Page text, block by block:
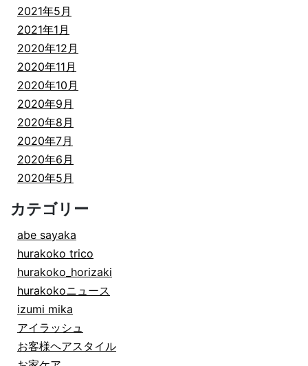
2021年5月
2021年1月
2020年12月
2020年11月
2020年10月
2020年9月
2020年8月
2020年7月
2020年6月
2020年5月
カテゴリー
abe sayaka
hurakoko trico
hurakoko_horizaki
hurakokoニュース
izumi mika
アイラッシュ
お客様ヘアスタイル